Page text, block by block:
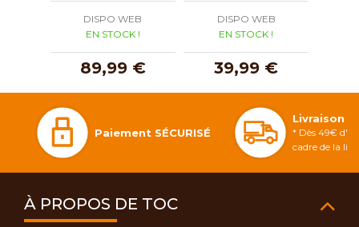
DISPO WEB
EN STOCK !
89,99 €
DISPO WEB
EN STOCK !
39,99 €
Paiement SÉCURISÉ
Livraison
* Dès 49€
cadre de la
À PROPOS DE TOC